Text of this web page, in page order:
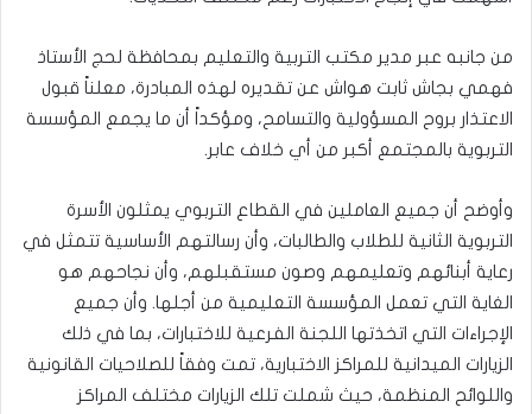
من جانبه عبر مدير مكتب التربية والتعليم بمحافظة لحج الأستاذ
فهمي بجاش ثابت هواش عن تقديره لهذه المبادرة، معلناً قبول
الاعتذار بروح المسؤولية والتسامح، ومؤكداً أن ما يجمع المؤسسة
التربوية بالمجتمع أكبر من أي خلاف عابر.
وأوضح أن جميع العاملين في القطاع التربوي يمثلون الأسرة
التربوية الثانية للطلاب والطالبات، وأن رسالتهم الأساسية تتمثل في
رعاية أبنائهم وتعليمهم وصون مستقبلهم، وأن نجاحهم هو
الغاية التي تعمل المؤسسة التعليمية من أجلها. وأن جميع
الإجراءات التي اتخذتها اللجنة الفرعية للاختبارات، بما في ذلك
الزيارات الميدانية للمراكز الاختبارية، تمت وفقاً للصلاحيات القانونية
واللوائح المنظمة، حيث شملت تلك الزيارات مختلف المراكز